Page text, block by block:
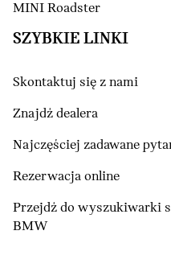
MINI Roadster
SZYBKIE LINKI
Skontaktuj się z nami
Znajdź dealera
Najczęściej zadawane
Rezerwacja online
Przejdź do wyszukiwarki
BMW